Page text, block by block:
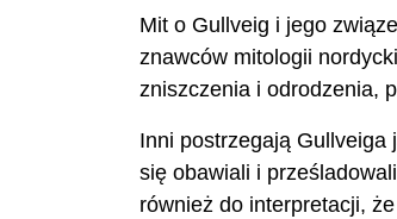
Mit o Gullveig i jego
znawców mitologii
zniszczenia i odrodzenia,
Inni postrzegają Gullveiga
się obawiali i
również do interpretacji,